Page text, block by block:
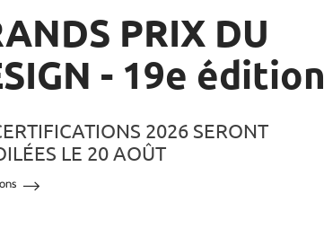
PRIX DU
- 19e édition
2026 SERONT
LE 20 AOÛT